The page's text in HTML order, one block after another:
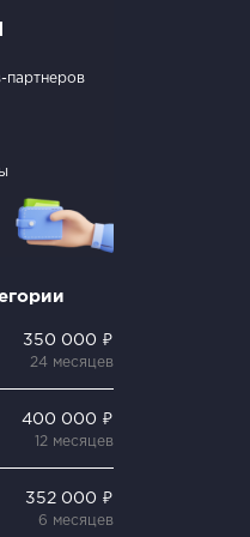
партнеров
350 000 ₽
24 месяцев
400 000 ₽
12 месяцев
352 000 ₽
6 месяцев